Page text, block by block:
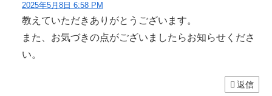
2025年5月8日 6:58 PM
教えていただきありがとうございます。
また、お気づきの点がございましたらお知らせくださ
い。
返信